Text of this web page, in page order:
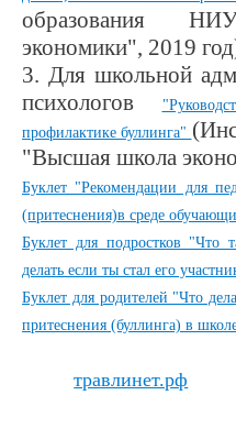
образования
экономики", 2019
3. Для школьной
психологов
профилактике буллинга"
"Высшая школа
Буклет "Рекомендации для
(притеснения)в среде
Буклет для подростков "Что
делать если ты стал его
Буклет для родителей "Что
притеснения (буллинга) в
травлинет.рф